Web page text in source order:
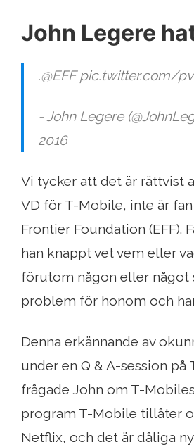
John Legere
.@EFF pic.twitter.com/
- John Legere
2016
Vi tycker att det är rättvist
VD för T-Mobile, inte är
Frontier Foundation (EFF).
han knappt vet vem eller
förutom någon eller något
problem för honom och
Denna erkännande av
under en Q & A-session på
frågade John om T-
program T-Mobile tillåter
Netflix, och det är dåliga